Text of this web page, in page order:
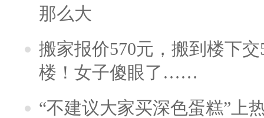
那么大
搬家报价570元，搬到楼下
楼！女子傻眼了……
“不建议大家买深色蛋糕”上